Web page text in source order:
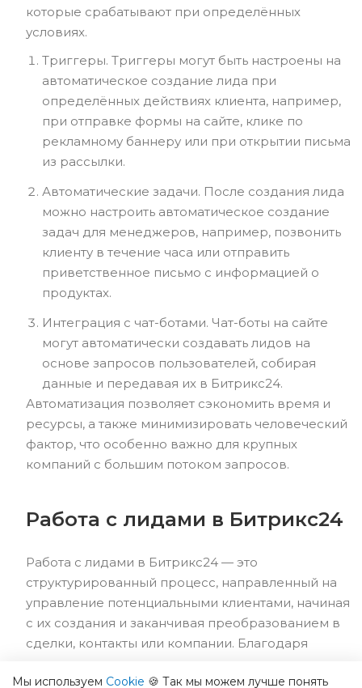
которые срабатывают при определённых
условиях.
Триггеры. Триггеры могут быть настроены на
автоматическое создание лида при
определённых действиях клиента, например,
при отправке формы на сайте, клике по
рекламному баннеру или при открытии письма
из рассылки.
Автоматические задачи. После создания лида
можно настроить автоматическое создание
задач для менеджеров, например, позвонить
клиенту в течение часа или отправить
приветственное письмо с информацией о
продуктах.
Интеграция с чат-ботами. Чат-боты на сайте
могут автоматически создавать лидов на
основе запросов пользователей, собирая
данные и передавая их в Битрикс24.
Автоматизация позволяет сэкономить время и
ресурсы, а также минимизировать человеческий
фактор, что особенно важно для крупных
компаний с большим потоком запросов.
Работа с лидами в Битрикс24
Работа с лидами в Битрикс24 — это
структурированный процесс, направленный на
управление потенциальными клиентами, начиная
с их создания и заканчивая преобразованием в
сделки, контакты или компании. Благодаря
лидами, автоматизации процессов и
Мы используем Cookie 🍪 Так мы можем лучше понять